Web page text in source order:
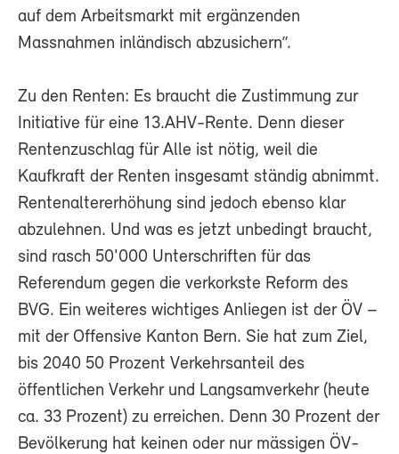
auf dem Arbeitsmarkt mit ergänzenden
Massnahmen inländisch abzusichern“.
Zu den Renten: Es braucht die Zustimmung zur
Initiative für eine 13.AHV-Rente. Denn dieser
Rentenzuschlag für Alle ist nötig, weil die
Kaufkraft der Renten insgesamt ständig abnimmt.
Rentenaltererhöhung sind jedoch ebenso klar
abzulehnen. Und was es jetzt unbedingt braucht,
sind rasch 50'000 Unterschriften für das
Referendum gegen die verkorkste Reform des
BVG. Ein weiteres wichtiges Anliegen ist der ÖV –
mit der Offensive Kanton Bern. Sie hat zum Ziel,
bis 2040 50 Prozent Verkehrsanteil des
öffentlichen Verkehr und Langsamverkehr (heute
ca. 33 Prozent) zu erreichen. Denn 30 Prozent der
Bevölkerung hat keinen oder nur mässigen ÖV-